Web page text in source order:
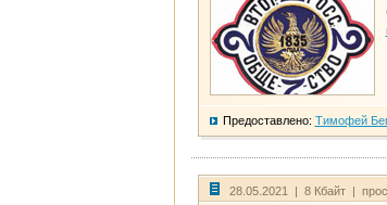
Предоставлено: Тимофей
28.05.2021 | 8 Кбайт |